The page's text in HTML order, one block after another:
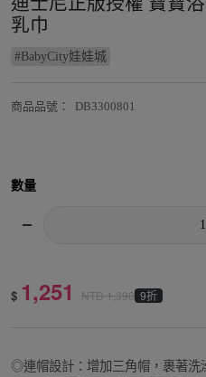
乳巾
# BabyCity娃娃城
商品品號 ： DB3300801
數量
$ 1,251 NTD1,390 9折
◎連帽設計：增加三角帽，裹著洗